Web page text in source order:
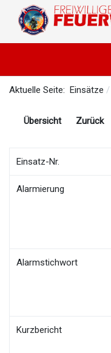
Aktuelle Seite: Einsätze
Übersicht Zurück
Einsatz-Nr.
Alarmierung
Alarmstichwort
Kurzbericht